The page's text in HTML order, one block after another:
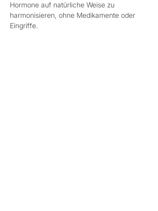
Hormone auf natürliche Weise zu
harmonisieren, ohne Medikamente oder
Eingriffe.